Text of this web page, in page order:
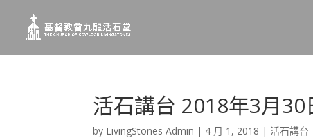
活石講台 2018年3月30
by LivingStones Admin | 4 月 1, 2018 |活石講台